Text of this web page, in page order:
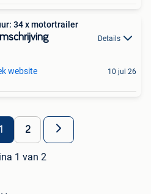
34 x motortrailer
Details
website 10 jul 26
1 2
1 van 2